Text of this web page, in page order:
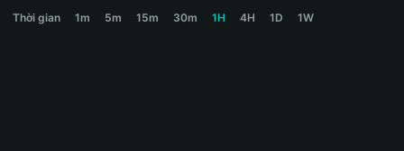
Español (Argentina)
Thời gian 1m 5m 15m 30m 1H 4H 1D 1W